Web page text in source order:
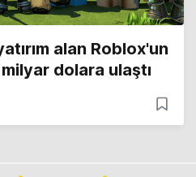
alan Roblox'un
dolara ulaştı